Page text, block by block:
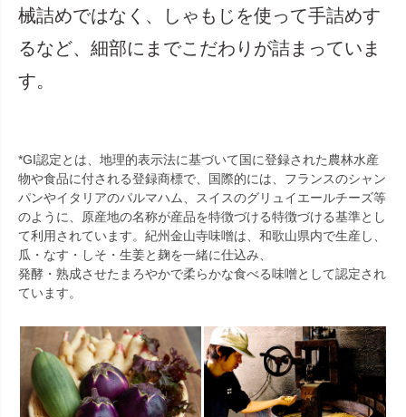
械詰めではなく、しゃもじを使って手詰めす
るなど、細部にまでこだわりが詰まっていま
す。
*GI認定とは、地理的表示法に基づいて国に登録された農林水産
物や食品に付される登録商標で、国際的には、フランスのシャン
パンやイタリアのパルマハム、スイスのグリュイエールチーズ等
のように、原産地の名称が産品を特徴づける特徴づける基準とし
て利用されています。紀州金山寺味噌は、和歌山県内で生産し、
瓜・なす・しそ・生姜と麹を一緒に仕込み、
発酵・熟成させたまろやかで柔らかな食べる味噌として認定され
ています。